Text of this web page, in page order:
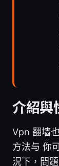
介紹與
Vpn 翻墙
方法与 你
況下，問